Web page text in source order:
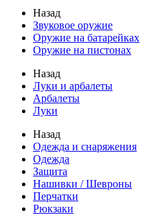
Назад
Звуковое оружие
Оружие на батарейках
Оружие на пистонах
Назад
Луки и арбалеты
Арбалеты
Луки
Назад
Одежда и снаряжения
Одежда
Защита
Нашивки / Шевроны
Перчатки
Рюкзаки